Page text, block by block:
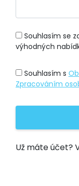
Souhlasím se
výhodných
Souhlasím s
Zpracováním
Už máte účet?